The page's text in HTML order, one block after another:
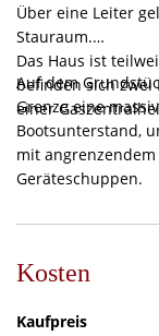
Über eine Leiter
Stauraum.
Das Haus ist
befinden sich
einer
Auf dem
Grenze eine
Bootsunterstand,
mit
Geräteschuppen.
Kosten
Kaufpreis